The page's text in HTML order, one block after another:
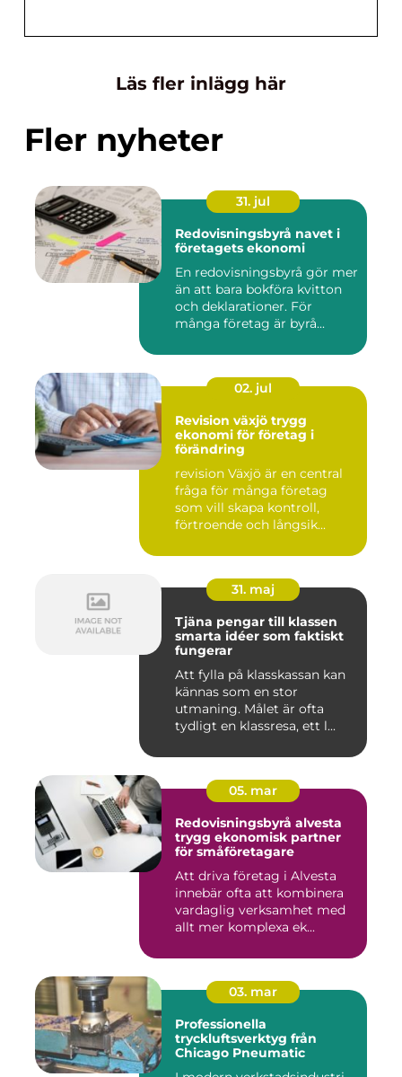
Läs fler inlägg här
Fler nyheter
31. jul
Redovisningsbyrå navet i
företagets ekonomi
En redovisningsbyrå gör mer
än att bara bokföra kvitton
och deklarationer. För
många företag är byrå...
02. jul
Revision växjö trygg
ekonomi för företag i
förändring
revision Växjö är en central
fråga för många företag
som vill skapa kontroll,
förtroende och långsik...
31. maj
Tjäna pengar till klassen
smarta idéer som faktiskt
fungerar
Att fylla på klasskassan kan
kännas som en stor
utmaning. Målet är ofta
tydligt en klassresa, ett l...
05. mar
Redovisningsbyrå alvesta
trygg ekonomisk partner
för småföretagare
Att driva företag i Alvesta
innebär ofta att kombinera
vardaglig verksamhet med
allt mer komplexa ek...
03. mar
Professionella
tryckluftsverktyg från
Chicago Pneumatic